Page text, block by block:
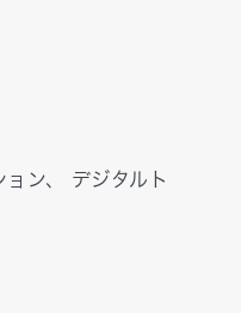
ン、 デジタルト